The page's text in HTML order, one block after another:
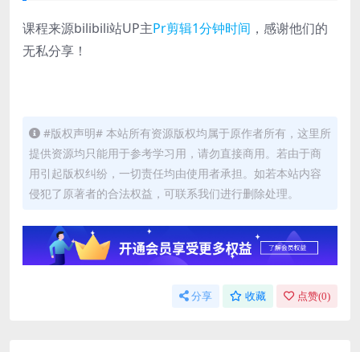
课程来源bilibili站UP主Pr剪辑1分钟时间 ，感谢他们的
无私分享！
#版权声明# 本站所有资源版权均属于原作者所有，这里所
提供资源均只能用于参考学习用，请勿直接商用。若由于商
用引起版权纠纷，一切责任均由使用者承担。如若本站内容
侵犯了原著者的合法权益，可联系我们进行删除处理。
分享 收藏 点赞(0)